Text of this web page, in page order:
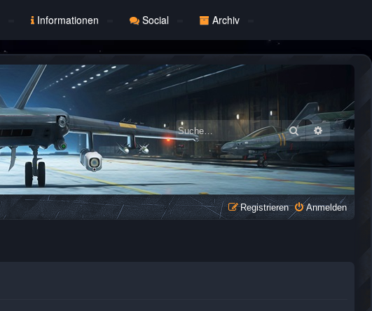
Informationen Social Archiv
Suche Erweiterte
Anmelden
Registrieren